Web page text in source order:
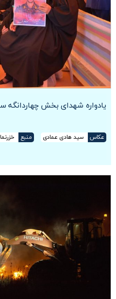
یادواره شهدای بخش چهاردانگه
عکاس سید هادی عمادی منبع
خزرنما